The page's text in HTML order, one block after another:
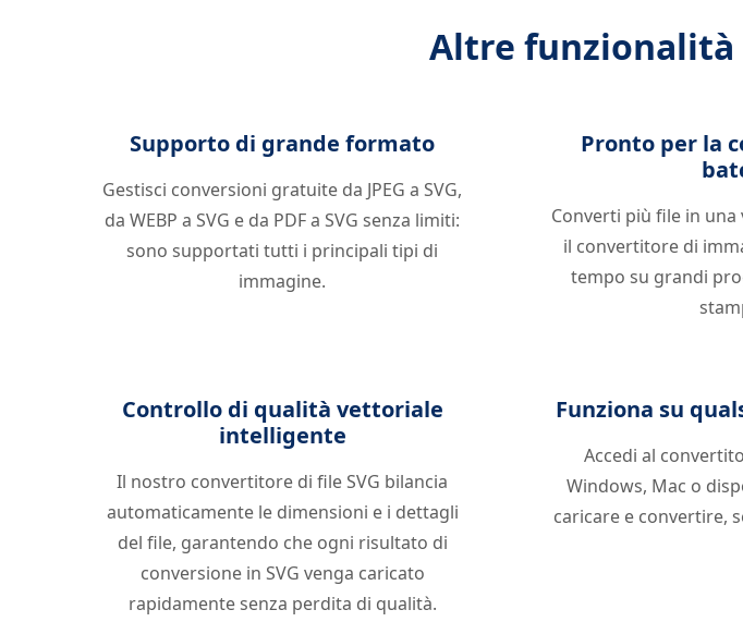
Altre funzionalità
Supporto di grande formato
Gestisci conversioni gratuite da JPEG a SVG,
da WEBP a SVG e da PDF a SVG senza limiti:
sono supportati tutti i principali tipi di
immagine.
Pronto per la
Converti più file in
il convertitore di
tempo su grandi
Controllo di qualità vettoriale
intelligente
Il nostro convertitore di file SVG bilancia
automaticamente le dimensioni e i dettagli
del file, garantendo che ogni risultato di
conversione in SVG venga caricato
rapidamente senza perdita di qualità.
Funziona su
Accedi al
Windows, Mac o
caricare e convertire,